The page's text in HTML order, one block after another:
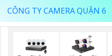
CÔNG TY CAMERA QUẬN 6